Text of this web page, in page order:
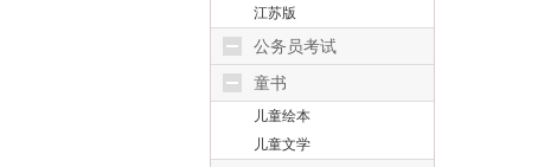
江苏版
公务员考试
童书
儿童绘本
儿童文学